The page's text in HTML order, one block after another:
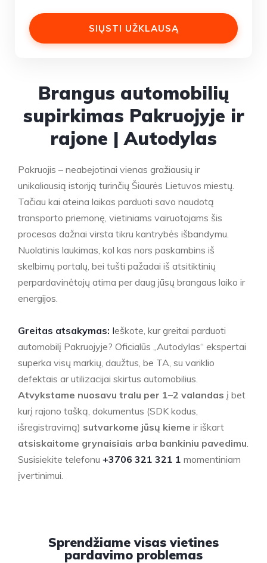
Brangus automobilių
supirkimas Pakruojyje ir
rajone | Autodylas
Pakruojis – neabejotinai vienas gražiausių ir
unikaliausią istoriją turinčių Šiaurės Lietuvos miestų.
Tačiau kai ateina laikas parduoti savo naudotą
transporto priemonę, vietiniams vairuotojams šis
procesas dažnai virsta tikru kantrybės išbandymu.
Nuolatinis laukimas, kol kas nors paskambins iš
skelbimų portalų, bei tušti pažadai iš atsitiktinių
perpardavinėtojų atima per daug jūsų brangaus laiko ir
energijos.
Greitas atsakymas: Ieškote, kur greitai parduoti
automobilį Pakruojyje? Oficialūs „Autodylas“ ekspertai
superka visų markių, daužtus, be TA, su variklio
defektais ar utilizacijai skirtus automobilius.
Atvykstame nuosavu tralu per 1–2 valandas į bet
kurį rajono tašką, dokumentus (SDK kodus,
išregistravimą) sutvarkome jūsų kieme ir iškart
atsiskaitome grynaisiais arba bankiniu pavedimu
Susisiekite telefonu +3706 321 321 1 momentiniam
įvertinimui.
Sprendžiame visas vietines
pardavimo problemas